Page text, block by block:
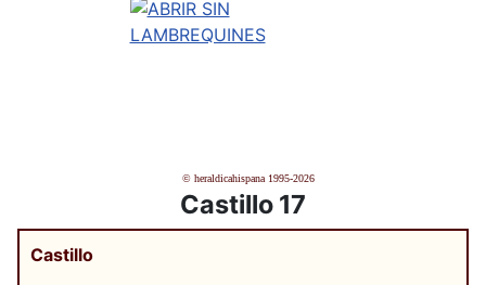
© heraldicahispana 1995-2026
Castillo 17
Castillo